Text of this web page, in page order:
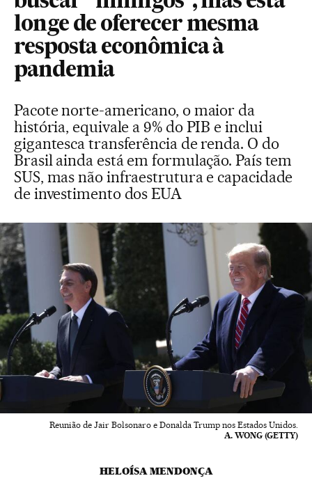
longe de oferecer mesma
resposta econômica à
pandemia
Pacote norte-americano, o maior da
história, equivale a 9% do PIB e inclui
gigantesca transferência de renda. O do
Brasil ainda está em formulação. País tem
SUS, mas não infraestrutura e capacidade
de investimento dos EUA
Reunião de Jair Bolsonaro e Donalda Trump nos Estados Unidos.
A. WONG (GETTY)
HELOÍSA MENDONÇA